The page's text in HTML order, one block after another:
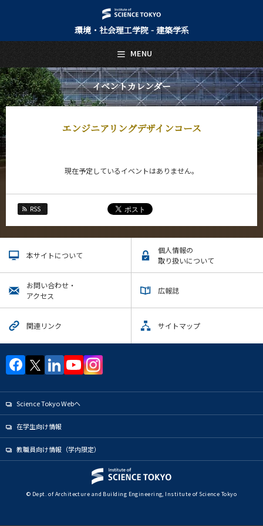
環境・社会理工学院 - 建築学系
イベントカレンダー
エンジニアリングデザインコース
現在予定しているイベントはありません。
RSS
本サイトについて
個人情報の
取り扱いについて
お問い合わせ・
アクセス
広報誌
関連リンク サイトマップ
Science Tokyo Webヘ
在学生向け情報
教職員向け情報（学内限定）
© Dept. of Architecture and Building Engineering, Institute of Science Tokyo
MENU
日本語 English
トップページ
Top Page
建築学系について
About Us
Faculty and Laboratories
未来
Future
入学案内
Admissions
建築学系 News
イベントカレンダー
今後のイベント
今後の課程別イベント
大学院課程
建築学コース
都市・環境学コース
エンジニアリングデザインコース
年別アーカイブ